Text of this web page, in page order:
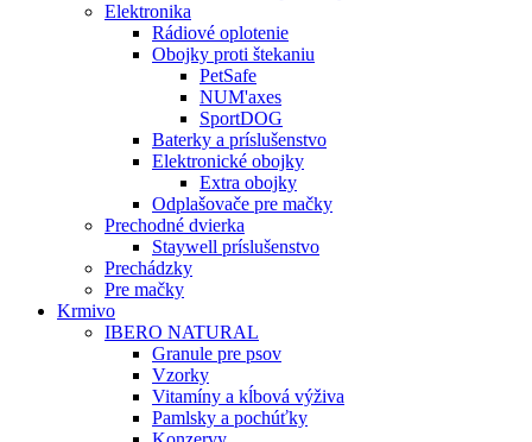
Elektronika
Rádiové oplotenie
Obojky proti štekaniu
PetSafe
NUM'axes
SportDOG
Baterky a príslušenstvo
Elektronické obojky
Extra obojky
Odplašovače pre mačky
Prechodné dvierka
Staywell príslušenstvo
Prechádzky
Pre mačky
Krmivo
IBERO NATURAL
Granule pre psov
Vzorky
Vitamíny a kĺbová výživa
Pamlsky a pochúťky